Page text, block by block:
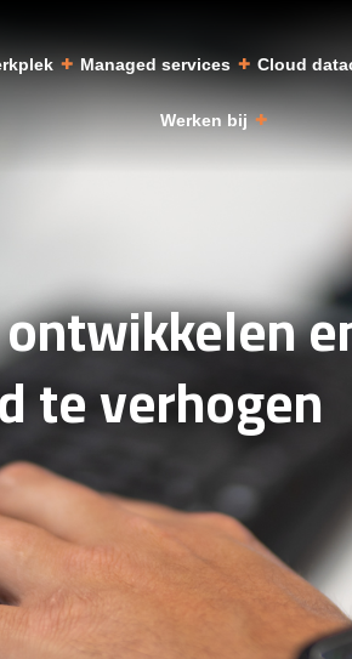
Managed services Cloud
Werken bij
te verhogen